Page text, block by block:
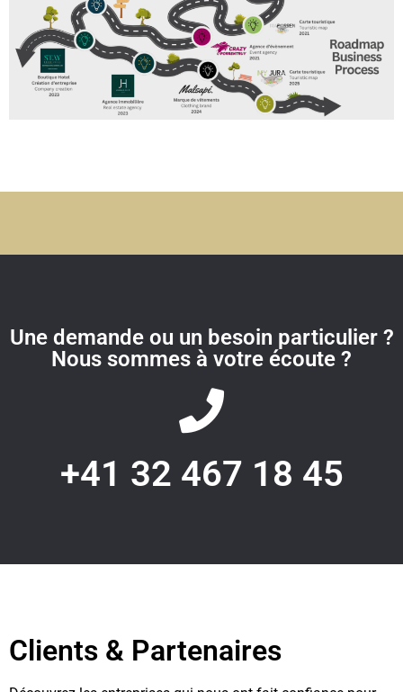
Une demande ou un besoin particulier ?
Nous sommes à votre écoute ?
+41 32 467 18 45
Clients & Partenaires